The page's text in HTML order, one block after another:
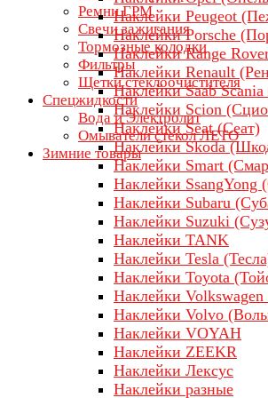
Ремни ГРМ
Свечи зажигания
Тормозные колодки
Фильтры
Щетки стеклоочистителя
Спецжидкости
Вода и Электролит
Омыватели стекол ЛЕТО
Зимние товары
Наклейки Peugeot
Наклейки Porsche
Наклейки Range
Наклейки Renault
Наклейки Saab
Наклейки Scion
Наклейки Seat (Сеат)
Наклейки Skoda
Наклейки Smart
Наклейки SsangYong
Наклейки Subaru
Наклейки Suzuki
Наклейки TANK
Наклейки Tesla
Наклейки Toyota
Наклейки Volkswagen
Наклейки Volvo
Наклейки VOYAH
Наклейки ZEEKR
Наклейки Лексус
Наклейки разные